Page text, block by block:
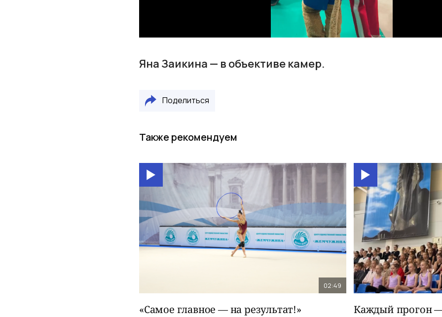
Яна Заикина — в объективе камер.
Поделиться
Также рекомендуем
02:49
«Самое главное — на результат!» Каждый прогон